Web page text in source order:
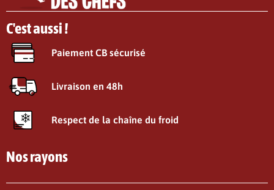
C'est aussi !
Paiement CB sécurisé
Livraison en 48h
Respect de la chaîne du froid
Nos rayons